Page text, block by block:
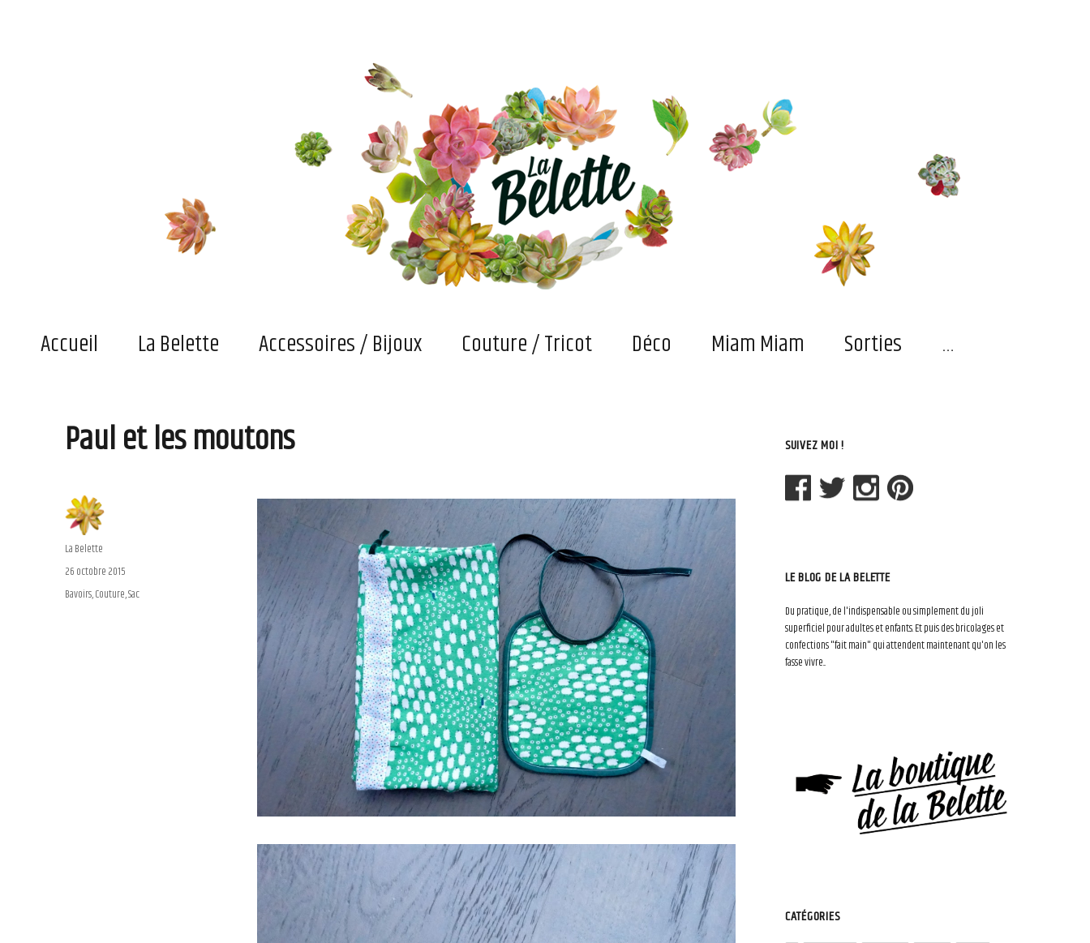
Du pratique, de l'indispensable ou simplement du joli superficiel pour adultes et enfants. Et puis des bricolages et confections "fait main" qui attendent maintenant qu'on les fasse vivre…
Accueil La Belette Accessoires / Bijoux Couture / Tricot Déco Miam Miam Sorties …
Paul et les moutons
Auteur
La Belette
Publié
le
26 octobre 2015
Catégories
Bavoirs,Couture,Sac
SUIVEZ MOI !
LE BLOG DE LA BELETTE
Du pratique, de l'indispensable ou simplement du joli
superficiel pour adultes et enfants. Et puis des bricolages et
confections "fait main" qui attendent maintenant qu'on les
fasse vivre...
CATÉGORIES